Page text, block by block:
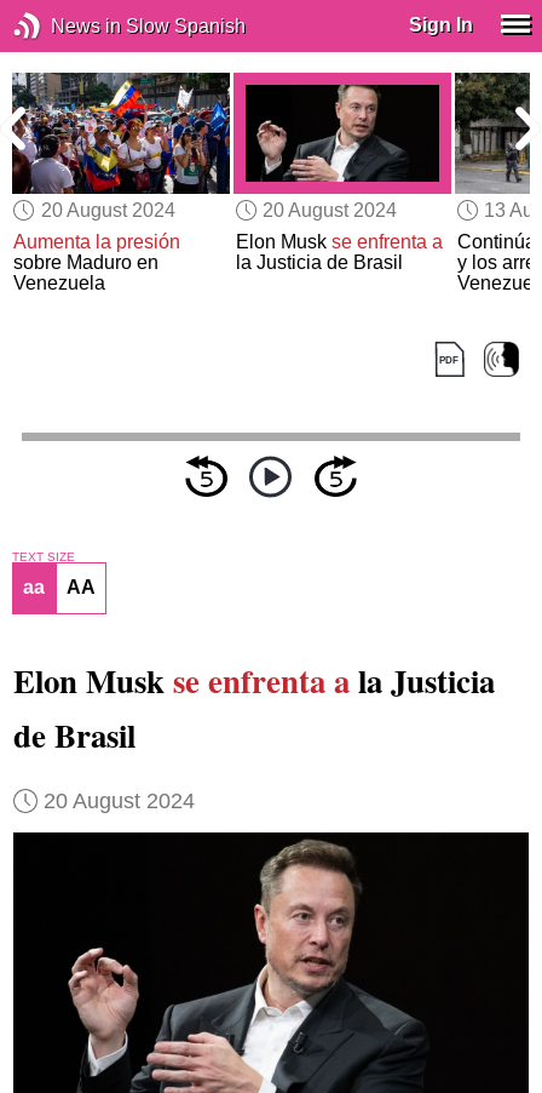
News in Slow Spanish Sign In
20 August 2024
Aumenta la presión
sobre Maduro en
Venezuela
20 August 2024
Elon Musk se enfrenta a
la Justicia de Brasil
13
y los
TEXT SIZE
aa AA
Elon Muskse enfrenta ala Justicia
de Brasil
20 August 2024